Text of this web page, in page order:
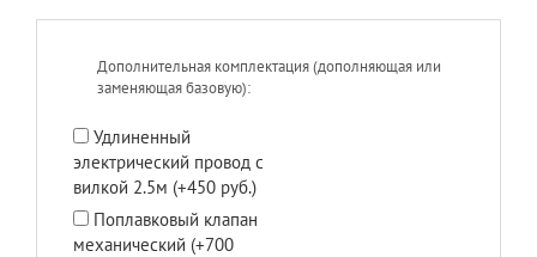
Дополнительная комплектация (дополняющая или
заменяющая базовую):
Удлиненный
электрический провод с
вилкой 2.5м (+450 руб.)
Поплавковый клапан
механический (+700